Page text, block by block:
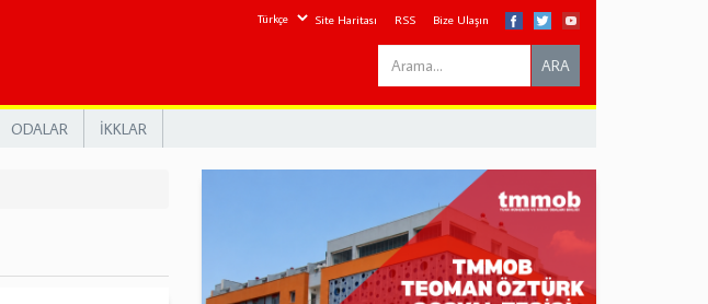
Site Haritası RSS Bize Ulaşın
Search
this
ARA
ODALAR İKKLAR